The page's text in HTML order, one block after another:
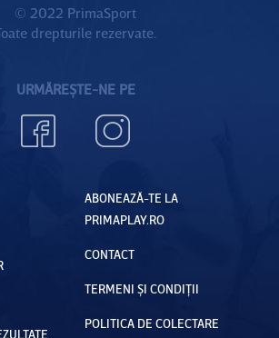
© 2022 PrimaSport
drepturile rezervate.
URMĂREȘTE-NE PE
ABONEAZĂ-TE LA
PRIMAPLAY.RO
CONTACT
TERMENI ȘI CONDIȚII
POLITICA DE COLECTARE